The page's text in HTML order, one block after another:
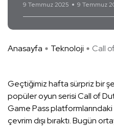
9 Temmuz 2025 9 Temmuz
Anasayfa Teknoloji Call
Geçtiğimiz hafta sürpriz bir
popüler oyun serisi Call of
Game Pass
çevrim dışı bıraktı. Bugün